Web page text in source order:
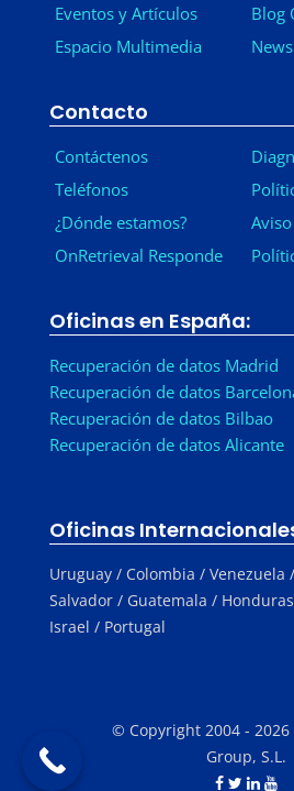
Eventos y Artículos
Espacio Multimedia
Blog
Contacto
Contáctenos
Teléfonos
¿Dónde estamos?
OnRetrieval Responde
Oficinas en España:
Recuperación de datos Madrid
Recuperación de datos
Recuperación de datos Bilbao
Recuperación de datos Alicante
Oficinas
Uruguay / Colombia / Venezuela
Salvador / Guatemala /
Israel / Portugal
© Copyright 2004 - 2026
Group, S.L.